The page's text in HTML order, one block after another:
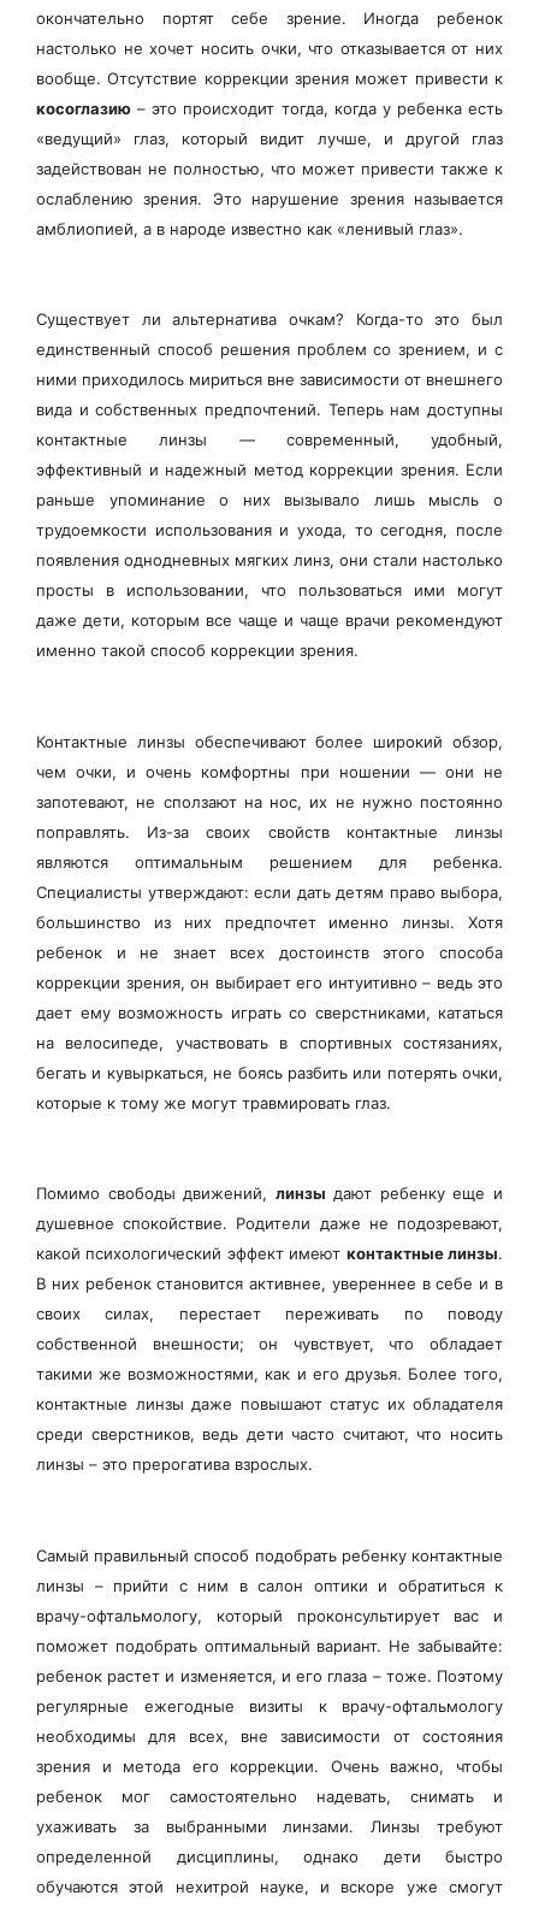
окончательно портят себе зрение. Иногда ребенок
настолько не хочет носить очки, что отказывается от них
вообще. Отсутствие коррекции зрения может привести к
косоглазию – это происходит тогда, когда у ребенка есть
«ведущий» глаз, который видит лучше, и другой глаз
задействован не полностью, что может привести также к
ослаблению зрения. Это нарушение зрения называется
амблиопией, а в народе известно как «ленивый глаз».
Существует ли альтернатива очкам? Когда-то это был
единственный способ решения проблем со зрением, и с
ними приходилось мириться вне зависимости от внешнего
вида и собственных предпочтений. Теперь нам доступны
контактные линзы — современный, удобный,
эффективный и надежный метод коррекции зрения. Если
раньше упоминание о них вызывало лишь мысль о
трудоемкости использования и ухода, то сегодня, после
появления однодневных мягких линз, они стали настолько
просты в использовании, что пользоваться ими могут
даже дети, которым все чаще и чаще врачи рекомендуют
именно такой способ коррекции зрения.
Контактные линзы обеспечивают более широкий обзор,
чем очки, и очень комфортны при ношении — они не
запотевают, не сползают на нос, их не нужно постоянно
поправлять. Из-за своих свойств контактные линзы
являются оптимальным решением для ребенка.
Специалисты утверждают: если дать детям право выбора,
большинство из них предпочтет именно линзы. Хотя
ребенок и не знает всех достоинств этого способа
коррекции зрения, он выбирает его интуитивно – ведь это
дает ему возможность играть со сверстниками, кататься
на велосипеде, участвовать в спортивных состязаниях,
бегать и кувыркаться, не боясь разбить или потерять очки,
которые к тому же могут травмировать глаз.
Помимо свободы движений, линзы дают ребенку еще и
душевное спокойствие. Родители даже не подозревают,
какой психологический эффект имеют контактные линзы.
В них ребенок становится активнее, увереннее в себе и в
своих силах, перестает переживать по поводу
собственной внешности; он чувствует, что обладает
такими же возможностями, как и его друзья. Более того,
контактные линзы даже повышают статус их обладателя
среди сверстников, ведь дети часто считают, что носить
линзы – это прерогатива взрослых.
Самый правильный способ подобрать ребенку контактные
линзы – прийти с ним в салон оптики и обратиться к
врачу-офтальмологу, который проконсультирует вас и
поможет подобрать оптимальный вариант. Не забывайте:
ребенок растет и изменяется, и его глаза – тоже. Поэтому
регулярные ежегодные визиты к врачу-офтальмологу
необходимы для всех, вне зависимости от состояния
зрения и метода его коррекции. Очень важно, чтобы
ребенок мог самостоятельно надевать, снимать и
ухаживать за выбранными линзами. Линзы требуют
определенной дисциплины, однако дети быстро
обучаются этой нехитрой науке, и вскоре уже смогут